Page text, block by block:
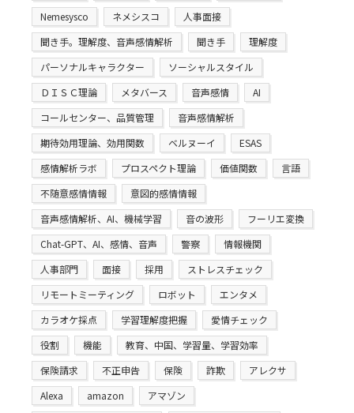
Nemesysco
ネメシスコ
人事面接
聞き手。理解度、音声感情解析
聞き手
理解度
パーソナルキャラクター
ソーシャルスタイル
ＤＩＳＣ理論
メタバース 音声感情
AI
コールセンター、品質管理
音声感情解析
期待効用理論、効用関数
ベルヌーイ
ESAS
感情解析ラボ
プロスペクト理論 価値関数
言語
不随意感情情報
意図的感情情報
音声感情解析、AI、機械学習
音の波形
フーリエ変換
Chat-GPT、AI、感情、音声
警察
情報機関
人事部門
面接 採用
ストレスチェック
リモートミーティング
ロボット
エンタメ
カラオケ採点
学習理解度把握
愛情チェック
役割
機能
教育、中国、学習量、学習効率
保険請求
不正申告 保険 詐欺
アレクサ
Alexa
amazon
アマゾン